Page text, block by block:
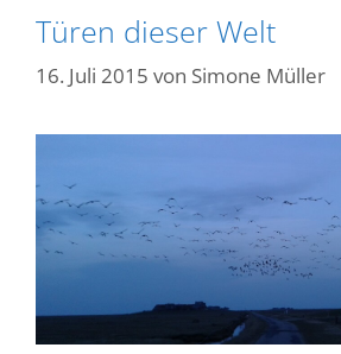
Türen dieser Welt
16. Juli 2015 von Simone Müller